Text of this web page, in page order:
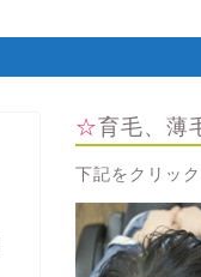
☆育毛、
下記をクリッ